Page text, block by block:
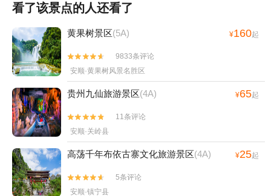
看了该景点的人还看了
黄果树景区(5A) ¥160起


9833条评论
安顺·黄果树风景名胜区
贵州九仙旅游景区(4A) ¥65起


11条评论
安顺·关岭县
高荡千年布依古寨文化旅游景区(4A) ¥25起


5条评论
安顺·镇宁县